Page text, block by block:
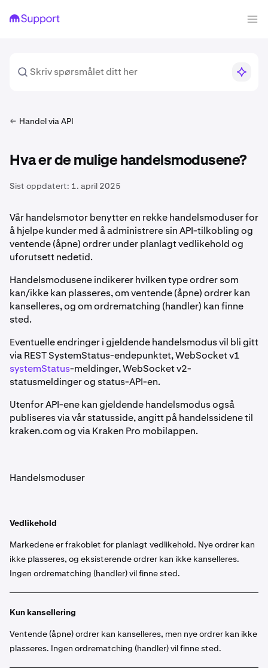
Handel via API
Hva er de mulige handelsmodusene?
Sist oppdatert: 1. april 2025
Vår handelsmotor benytter en rekke handelsmoduser for
å hjelpe kunder med å administrere sin API-tilkobling og
ventende (åpne) ordrer under planlagt vedlikehold og
uforutsett nedetid.
Handelsmodusene indikerer hvilken type ordrer som
kan/ikke kan plasseres, om ventende (åpne) ordrer kan
kanselleres, og om ordrematching (handler) kan finne
sted.
Eventuelle endringer i gjeldende handelsmodus vil bli gitt
via REST SystemStatus-endepunktet, WebSocket v1
systemStatus-meldinger, WebSocket v2-
statusmeldinger og status-API-en.
Utenfor API-ene kan gjeldende handelsmodus også
publiseres via vår statusside, angitt på handelssidene til
kraken.com og via Kraken Pro mobilappen.
Handelsmoduser
Vedlikehold
Markedene er frakoblet for planlagt vedlikehold. Nye ordrer kan
ikke plasseres, og eksisterende ordrer kan ikke kanselleres.
Ingen ordrematching (handler) vil finne sted.
Kun kansellering
Ventende (åpne) ordrer kan kanselleres, men nye ordrer kan ikke
plasseres. Ingen ordrematching (handler) vil finne sted.